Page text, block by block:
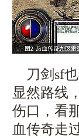
刀剑sf也
显然路线
伤口，看
血传奇走